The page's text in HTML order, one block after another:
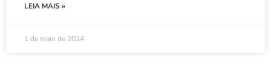
LEIA MAIS »
1 de maio de 2024